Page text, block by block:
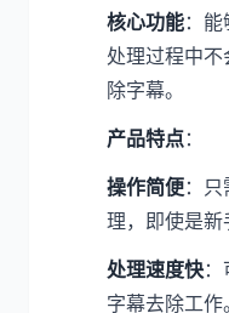
核心功能：
处理过程中
除字幕。
产品特点：
操作简便：
理，即使是新
处理速度快
字幕去除工作。